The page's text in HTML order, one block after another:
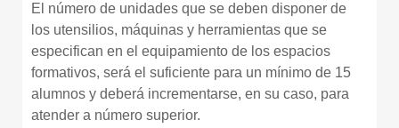
El número de unidades que se deben disponer de
los utensilios, máquinas y herramientas que se
especifican en el equipamiento de los espacios
formativos, será el suficiente para un mínimo de 15
alumnos y deberá incrementarse, en su caso, para
atender a número superior.